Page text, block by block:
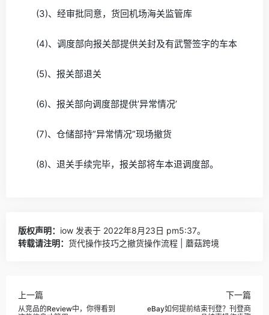
(3)、经审批同意，货回机场海关监管库
(4)、调度部向报关部提供关封及有武警签字的车本
(5)、报关部退关
(6)、报关部向调度部提供’异常情况’
(7)、仓储部持”异常情况”现场撤货
(8)、退关手续完毕，报关部将车本退调度部。
版权声明： iow 发表于 2022年8月23日 pm5:37。
转载请注明： 货代操作技巧之撤货操作流程 | 蘑菇跨境
上一篇
从竞品的Review中，你得看到
下一篇
eBay如何提前结束刊登？刊登商